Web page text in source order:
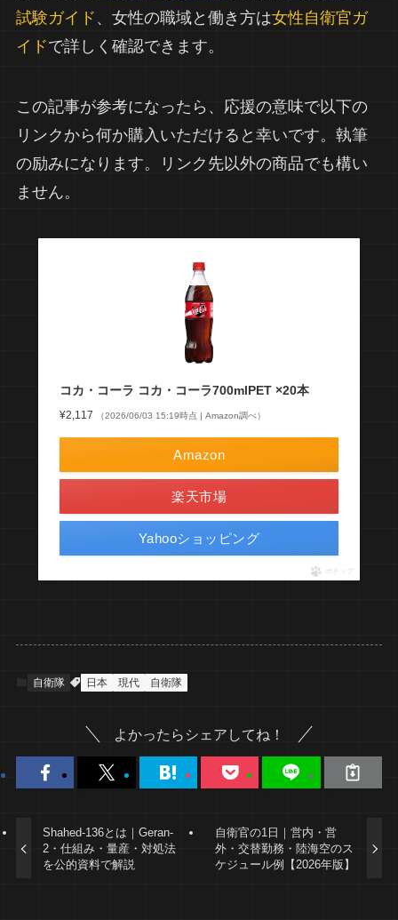
試験ガイド 、女性の職域と働き方は女性自衛官ガ
イドで詳しく確認できます。
この記事が参考になったら、応援の意味で以下の
リンクから何か購入いただけると幸いです。執筆
の励みになります。リンク先以外の商品でも構い
ません。
コカ・コーラ コカ・コーラ700mlPET ×20本
¥2,117 （2026/06/03 15:19時点 | Amazon調べ）
Amazon
楽天市場
Yahooショッピング
ポチップ
自衛隊 日本 現代 自衛隊
よかったらシェアしてね！
Shahed-136とは｜Geran-
2・仕組み・量産・対処法
を公的資料で解説
自衛官の1日｜営内・営
外・交替勤務・陸海空のス
ケジュール例【2026年版】